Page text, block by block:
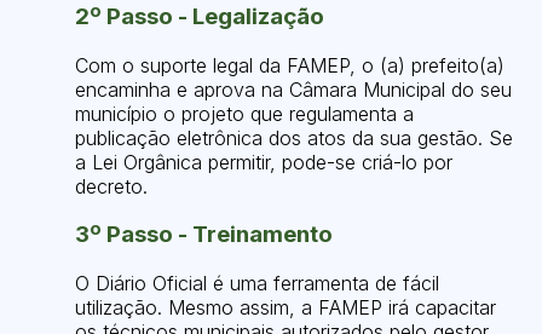
2º Passo - Legalização
Com o suporte legal da FAMEP, o (a) prefeito(a)
encaminha e aprova na Câmara Municipal do seu
município o projeto que regulamenta a
publicação eletrônica dos atos da sua gestão. Se
a Lei Orgânica permitir, pode-se criá-lo por
decreto.
3º Passo - Treinamento
O Diário Oficial é uma ferramenta de fácil
utilização. Mesmo assim, a FAMEP irá capacitar